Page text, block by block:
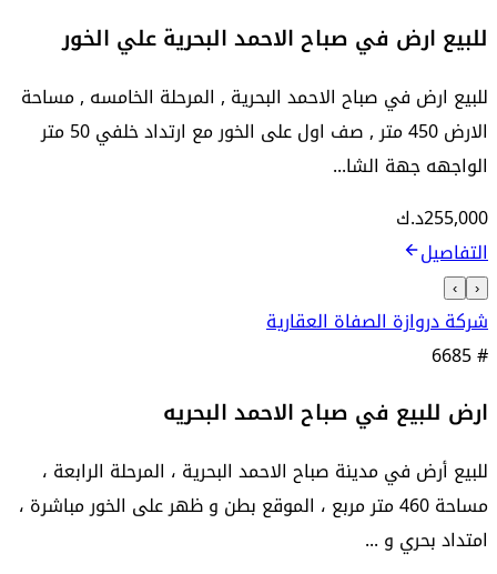
للبيع ارض في صباح الاحمد البحرية علي الخور
للبيع ارض في صباح الاحمد البحرية , المرحلة الخامسه , مساحة
الارض 450 متر , صف اول على الخور مع ارتداد خلفي 50 متر
الواجهه جهة الشا...
255,000د.ك
التفاصيل
‹
›
شركة دروازة الصفاة العقارية
6685#
ارض للبيع في صباح الاحمد البحريه
للبيع أرض في مدينة صباح الاحمد البحرية ، المرحلة الرابعة ،
مساحة 460 متر مربع ، الموقع بطن و ظهر على الخور مباشرة ،
امتداد بحري و ...